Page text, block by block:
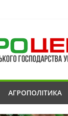
АГРОПОЛІТИКА